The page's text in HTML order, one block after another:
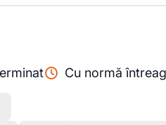
Cu normă